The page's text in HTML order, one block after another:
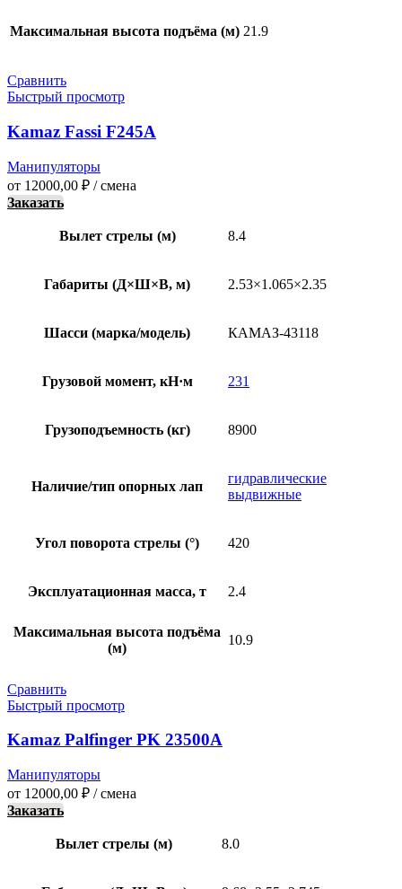
Максимальная высота подъёма (м) 21.9
Сравнить
Быстрый просмотр
Kamaz Fassi F245A
Манипуляторы
от 12000,00 ₽ / смена
Заказать
Вылет стрелы (м) 8.4
Габариты (Д×Ш×В, м) 2.53×1.065×2.35
Шасси (марка/модель) КАМАЗ-43118
Грузовой момент, кН·м 231
Грузоподъемность (кг) 8900
Наличие/тип опорных лап
гидравлические
выдвижные
Угол поворота стрелы (°) 420
Эксплуатационная масса, т 2.4
Максимальная высота подъёма
(м)
10.9
Сравнить
Быстрый просмотр
Kamaz Palfinger PK 23500A
Манипуляторы
от 12000,00 ₽ / смена
Заказать
Вылет стрелы (м) 8.0